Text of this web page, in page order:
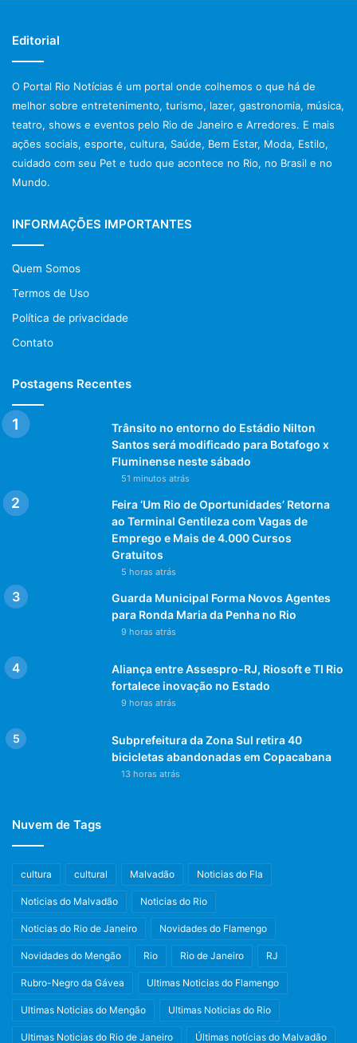
Editorial
O Portal Rio Notícias é um portal onde colhemos o que há de
melhor sobre entretenimento, turismo, lazer, gastronomia, música,
teatro, shows e eventos pelo Rio de Janeiro e Arredores. E mais
ações sociais, esporte, cultura, Saúde, Bem Estar, Moda, Estilo,
cuidado com seu Pet e tudo que acontece no Rio, no Brasil e no
Mundo.
INFORMAÇÕES IMPORTANTES
Quem Somos
Termos de Uso
Política de privacidade
Contato
Postagens Recentes
Trânsito no entorno do Estádio Nilton
Santos será modificado para Botafogo x
Fluminense neste sábado
51 minutos atrás
Feira ‘Um Rio de Oportunidades’ Retorna
ao Terminal Gentileza com Vagas de
Emprego e Mais de 4.000 Cursos
Gratuitos
5 horas atrás
Guarda Municipal Forma Novos Agentes
para Ronda Maria da Penha no Rio
9 horas atrás
Aliança entre Assespro-RJ, Riosoft e TI Rio
fortalece inovação no Estado
9 horas atrás
Subprefeitura da Zona Sul retira 40
bicicletas abandonadas em Copacabana
13 horas atrás
Nuvem de Tags
cultura cultural Malvadão Noticias do Fla
Noticias do Malvadão Noticias do Rio
Noticias do Rio de Janeiro Novidades do Flamengo
Novidades do Mengão Rio Rio de Janeiro RJ
Rubro-Negro da Gávea Ultimas Noticias do Flamengo
Ultimas Noticias do Mengão Ultimas Noticias do Rio
Ultimas Noticias do Rio de Janeiro Últimas notícias do Malvadão